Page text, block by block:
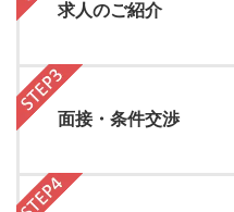
求人のご紹介
面接・条件交渉